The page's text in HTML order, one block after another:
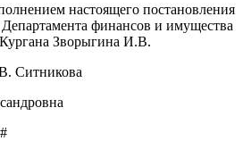
настоящего постановления
финансов и имущества
Зворыгина И.В.
Ситникова